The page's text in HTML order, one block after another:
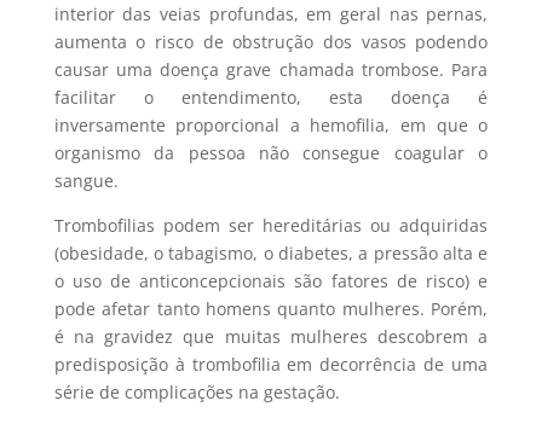
interior das veias profundas, em geral nas pernas,
aumenta o risco de obstrução dos vasos podendo
causar uma doença grave chamada trombose. Para
facilitar o entendimento, esta doença é
inversamente proporcional a hemofilia, em que o
organismo da pessoa não consegue coagular o
sangue.
Trombofilias podem ser hereditárias ou adquiridas
(obesidade, o tabagismo, o diabetes, a pressão alta e
o uso de anticoncepcionais são fatores de risco) e
pode afetar tanto homens quanto mulheres. Porém,
é na gravidez que muitas mulheres descobrem a
predisposição à trombofilia em decorrência de uma
série de complicações na gestação.